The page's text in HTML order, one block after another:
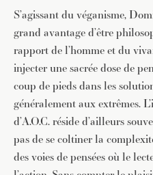
S’agissant du véganisme,
grand avantage d’être
rapport de l’homme et du
injecter une sacrée dose de
coup de pieds dans les
généralement aux extrêmes.
d’A.O.C. réside d’ailleurs
pas de se coltiner la
des voies de pensées où le